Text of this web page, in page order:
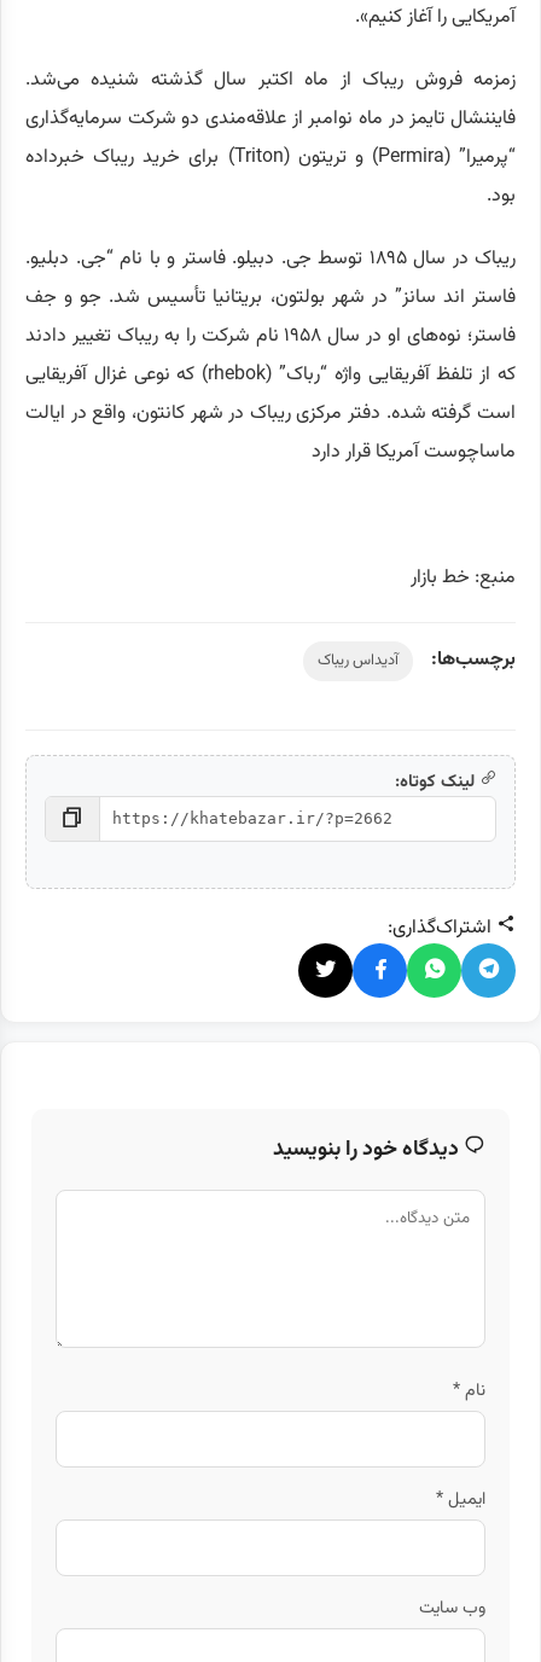
آمریکایی را آغاز کنیم».
زمزمه فروش ریباک از ماه اکتبر سال گذشته شنیده می‌شد.
فایننشال تایمز در ماه نوامبر از علاقه‌مندی دو شرکت سرمایه‌گذاری
“پرمیرا” (Permira) و تریتون (Triton) برای خرید ریباک خبرداده
بود.
ریباک در سال ۱۸۹۵ توسط جی. دبیلو. فاستر و با نام “جی. دبلیو.
فاستر اند سانز” در شهر بولتون، بریتانیا تأسیس شد. جو و جف
فاستر؛ نوه‌های او در سال ۱۹۵۸ نام شرکت را به ریباک تغییر دادند
که از تلفظ آفریقایی واژه “رباک” (rhebok) که نوعی غزال آفریقایی
است گرفته شده‌. دفتر مرکزی ریباک در شهر کانتون، واقع در ایالت
ماساچوست آمریکا قرار دارد
منبع: خط بازار
برچسب‌ها: آدیداس ریباک
لینک کوتاه:
اشتراک‌گذاری:
دیدگاه خود را بنویسید
نام*
ایمیل*
وب‌ سایت